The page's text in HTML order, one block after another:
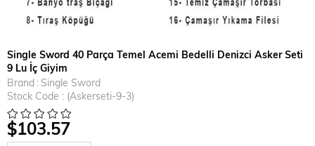
Single Sword 40 Parça Temel Acemi Bedelli Denizci Asker Seti
9 Lu İç Giyim
Brand : Single Sword
Stock Code
(Askerseti-9-3)
$103.57